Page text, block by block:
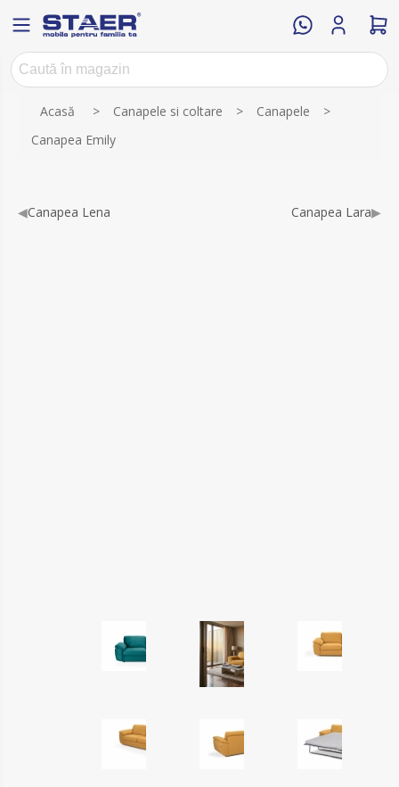
Acasă > Canapele si coltare > Canapele
>
Canapea Emily
◀Canapea Lena Canapea Lara▶
Numele atributului Valoarea atributului